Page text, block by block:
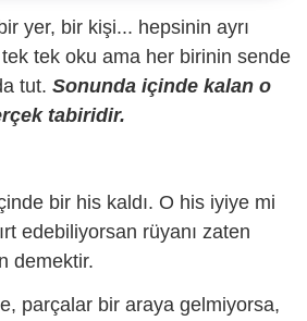
yer, bir kişi... hepsinin ayrı
tek oku ama her birinin sende
tut. Sonunda içinde kalan o
tabiridir.
bir his kaldı. O his iyiye mi
edebiliyorsan rüyanı zaten
demektir.
parçalar bir araya gelmiyorsa,